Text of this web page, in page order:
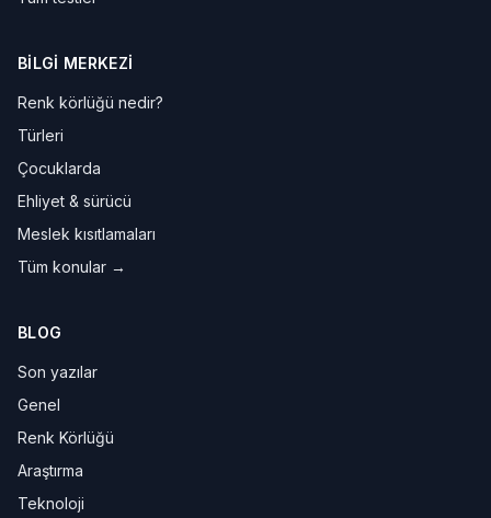
BILGI MERKEZI
Renk körlüğü nedir?
Türleri
Çocuklarda
Ehliyet & sürücü
Meslek kısıtlamaları
Tüm konular →
BLOG
Son yazılar
Genel
Renk Körlüğü
Araştırma
Teknoloji